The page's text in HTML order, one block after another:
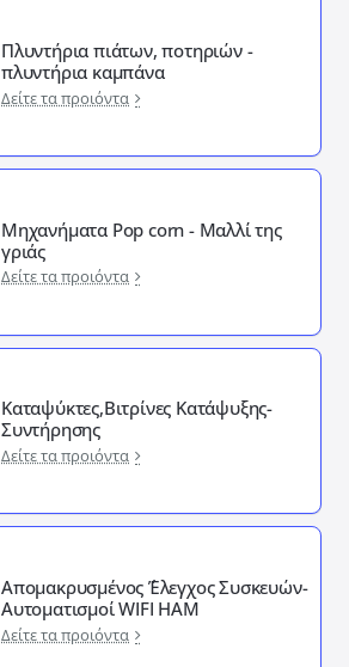
Πλυντήρια πιάτων, ποτηριών -
πλυντήρια καμπάνα
Δείτε τα προιόντα
Μηχανήματα Pop corn - Μαλλί της
γριάς
Δείτε τα προιόντα
Καταψύκτες,Βιτρίνες Κατάψυξης-
Συντήρησης
Δείτε τα προιόντα
Απομακρυσμένος ΄Έλεγχος Συσκευών-
Αυτοματισμοί WIFI HAM
Δείτε τα προιόντα